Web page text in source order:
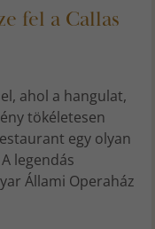
fel a Callas
ahol a hangulat,
tökéletesen
egy olyan
legendás
Állami Operaház